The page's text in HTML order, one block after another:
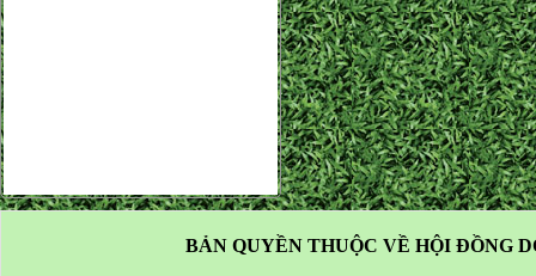
BẢN QUYỀN THUỘC VỀ HỘI ĐỒNG